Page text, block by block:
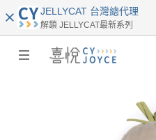
JELLYCAT 台灣總代理
解鎖 JELLYCAT最新系列